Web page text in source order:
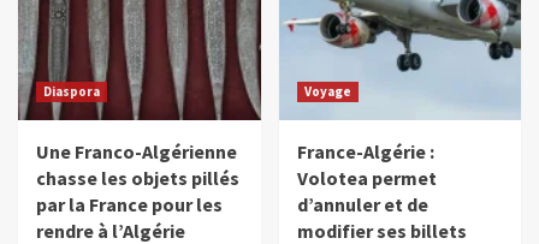
Diaspora
Une Franco-Algérienne
chasse les objets pillés
par la France pour les
rendre à l’Algérie
Voyage
France-Algérie :
Volotea permet
d’annuler et de
modifier ses billets